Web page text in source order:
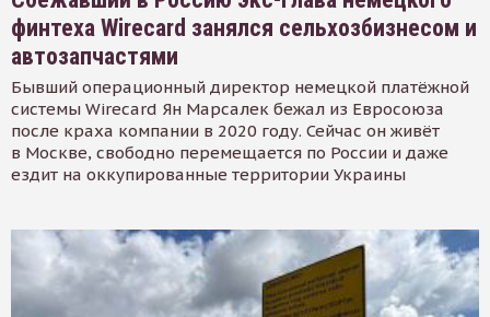
финтеха Wirecard занялся сельхозбизнесом и
автозапчастями
Бывший операционный директор немецкой платёжной
системы Wirecard Ян Марсалек бежал из Евросоюза
после краха компании в 2020 году. Сейчас он живёт
в Москве, свободно перемещается по России и даже
ездит на оккупированные территории Украины